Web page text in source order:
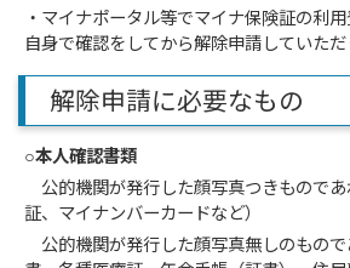
・マイナポータル等でマイナ保険証の利
自身で確認をしてから解除申請していただ
解除申請に必要なもの
○本人確認書類
公的機関が発行した顔写真つきもので
証、マイナンバーカードなど）
公的機関が発行した顔写真無しのもの